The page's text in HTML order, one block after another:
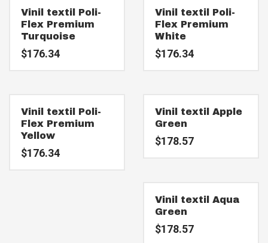
Vinil textil Poli-
Flex Premium
Turquoise
$176.34
Vinil textil Poli-
Flex Premium
White
$176.34
Vinil textil Poli-
Flex Premium
Yellow
$176.34
Vinil textil Apple
Green
$178.57
Vinil textil Aqua
Green
$178.57